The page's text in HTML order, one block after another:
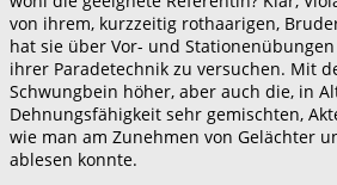
von ihrem, kurzzeitig rothaarigen,
hat sie über Vor- und
ihrer Paradetechnik zu versuchen. Mit
Schwungbein höher, aber auch die, in
Dehnungsfähigkeit sehr gemischten,
wie man am Zunehmen von Gelächter
ablesen konnte.